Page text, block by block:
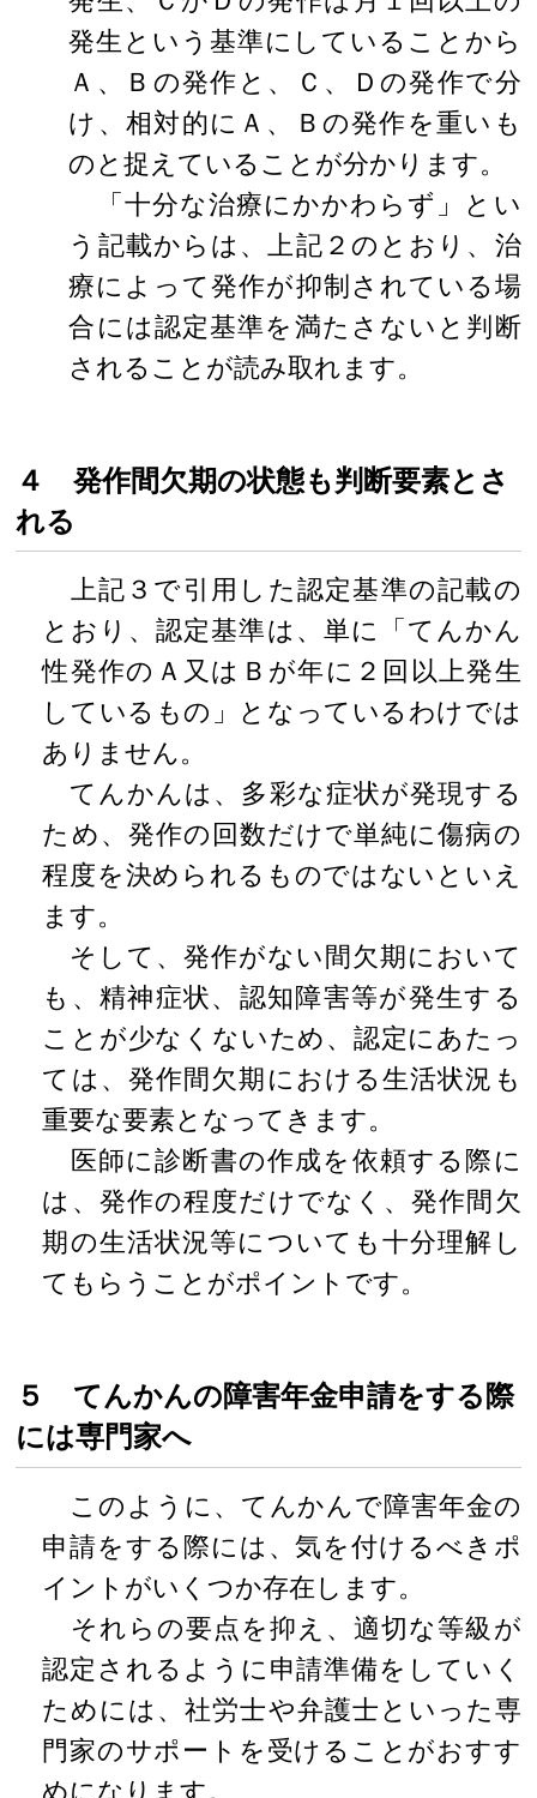
発生という基準にしていることから
Ａ、Ｂの発作と、Ｃ、Ｄの発作で分
け、相対的にＡ、Ｂの発作を重いも
のと捉えていることが分かります。
「十分な治療にかかわらず」とい
う記載からは、上記２のとおり、治
療によって発作が抑制されている場
合には認定基準を満たさないと判断
されることが読み取れます。
４ 発作間欠期の状態も判断要素とさ
れる
上記３で引用した認定基準の記載の
とおり、認定基準は、単に「てんかん
性発作のＡ又はＢが年に２回以上発生
しているもの」となっているわけでは
ありません。
てんかんは、多彩な症状が発現する
ため、発作の回数だけで単純に傷病の
程度を決められるものではないといえ
ます。
そして、発作がない間欠期において
も、精神症状、認知障害等が発生する
ことが少なくないため、認定にあたっ
ては、発作間欠期における生活状況も
重要な要素となってきます。
医師に診断書の作成を依頼する際に
は、発作の程度だけでなく、発作間欠
期の生活状況等についても十分理解し
てもらうことがポイントです。
５ てんかんの障害年金申請をする際
には専門家へ
このように、てんかんで障害年金の
申請をする際には、気を付けるべきポ
イントがいくつか存在します。
それらの要点を抑え、適切な等級が
認定されるように申請準備をしていく
ためには、社労士や弁護士といった専
門家のサポートを受けることがおすす
めになります。